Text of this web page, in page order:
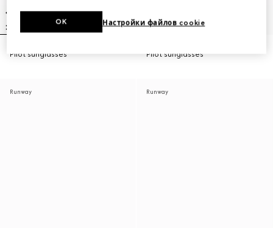
Pilot sunglasses Pilot sunglasses
Runway Runway
Настройки файлов cookie
OK